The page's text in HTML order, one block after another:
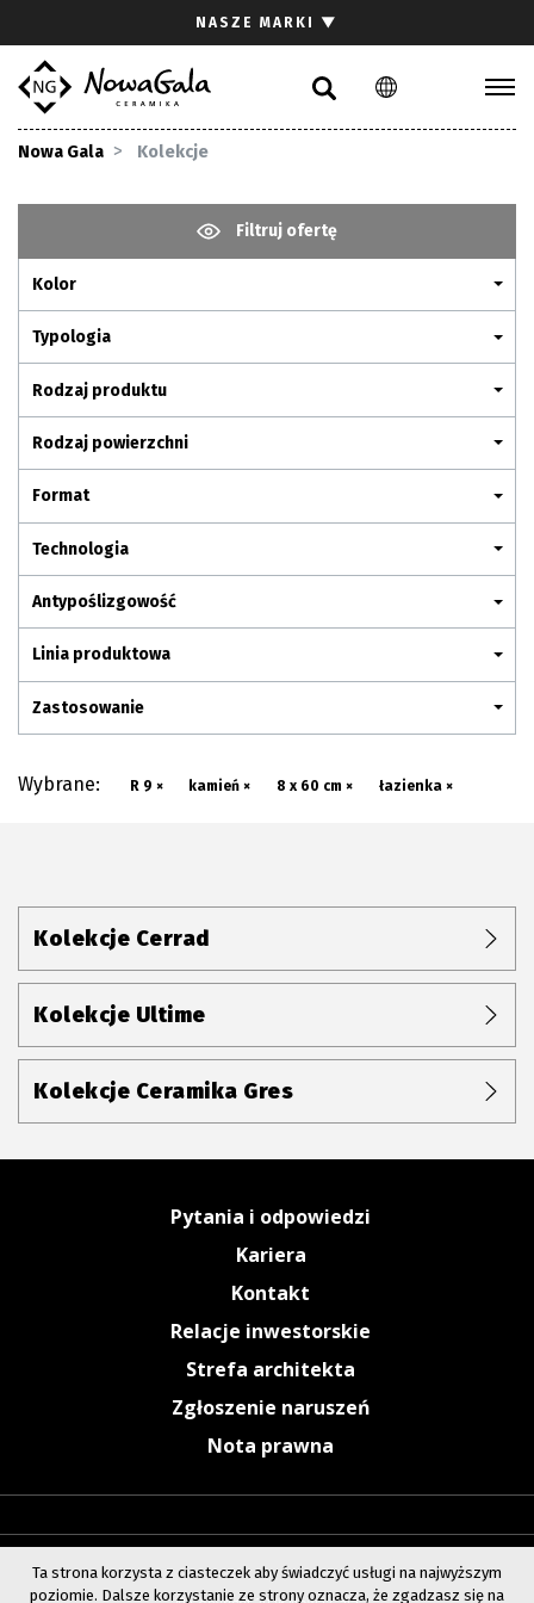
PL EN
NASZE MARKI ▼
Nowa Gala Kolekcje
Filtruj ofertę
Kolor
Typologia
Rodzaj produktu
Rodzaj powierzchni
Format
Technologia
Antypoślizgowość
Linia produktowa
Zastosowanie
Wybrane: R 9 × kamień × 8 x 60 cm × łazienka ×
Kolekcje Cerrad
Kolekcje Ultime
Kolekcje Ceramika Gres
Pytania i odpowiedzi
Kariera
Kontakt
Relacje inwestorskie
Strefa architekta
Zgłoszenie naruszeń
Nota prawna
Gdzie kupić
Pliki do pobrania
Pytania i odpowiedzi
Kariera
Kontakt
Komunikacja z akcjonariuszami
Ta strona korzysta z ciasteczek aby świadczyć usługi na najwyższym
poziomie. Dalsze korzystanie ze strony oznacza, że zgadzasz się na